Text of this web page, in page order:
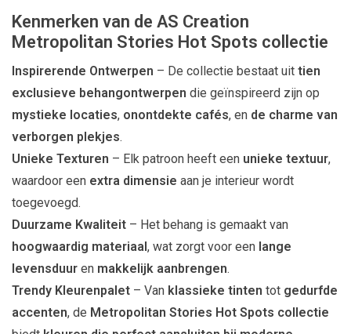
Kenmerken van de AS Creation
Metropolitan Stories Hot Spots collectie
Inspirerende Ontwerpen – De collectie bestaat uit tien
exclusieve behangontwerpen die geïnspireerd zijn op
mystieke locaties, onontdekte cafés, en de charme van
verborgen plekjes.
Unieke Texturen – Elk patroon heeft een unieke textuur,
waardoor een extra dimensie aan je interieur wordt
toegevoegd.
Duurzame Kwaliteit – Het behang is gemaakt van
hoogwaardig materiaal , wat zorgt voor een lange
levensduur en makkelijk aanbrengen.
Trendy Kleurenpalet – Van klassieke tinten tot gedurfde
accenten, de Metropolitan Stories Hot Spots collectie